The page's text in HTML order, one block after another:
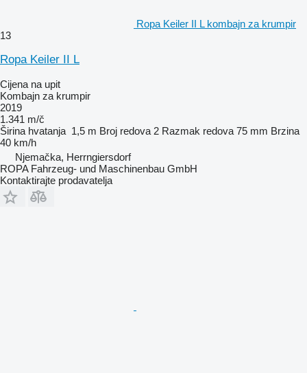
Ropa Keiler II L kombajn za krumpir
13
Ropa Keiler II L
Cijena na upit
Kombajn za krumpir
2019
1.341 m/č
Širina hvatanja 1,5 m Broj redova 2 Razmak redova 75 mm Brzina
40 km/h
Njemačka, Herrngiersdorf
ROPA Fahrzeug- und Maschinenbau GmbH
Kontaktirajte prodavatelja